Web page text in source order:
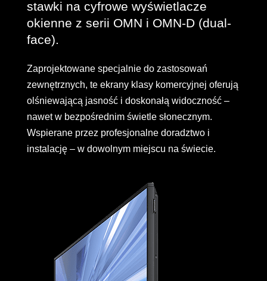
stawki na cyfrowe wyświetlacze
okienne z serii OMN i OMN-D (dual-
face).
Zaprojektowane specjalnie do zastosowań
zewnętrznych, te ekrany klasy komercyjnej oferują
olśniewającą jasność i doskonałą widoczność –
nawet w bezpośrednim świetle słonecznym.
Wspierane przez profesjonalne doradztwo i
instalację – w dowolnym miejscu na świecie.